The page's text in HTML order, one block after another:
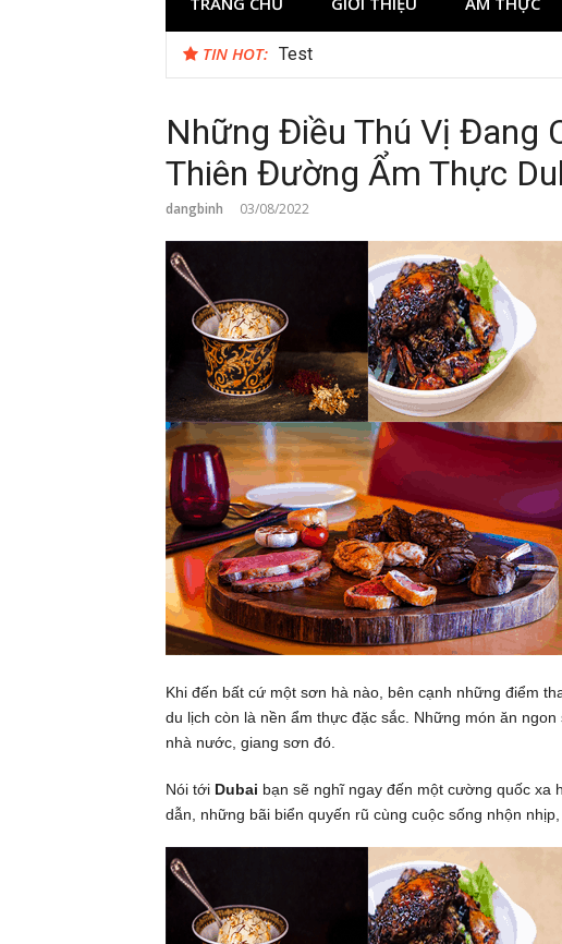
TIN HOT: Test
Những Điều Thú Vị Đang
Thiên Đường Ẩm Thực
dangbinh 03/08/2022
Khi đến bất cứ một sơn hà nào, bên cạnh những điểm
du lịch còn là nền ẩm thực đặc sắc. Những món ăn
nhà nước, giang sơn đó.
Nói tới Dubai bạn sẽ nghĩ ngay đến một cường quốc xa
dẫn, những bãi biển quyến rũ cùng cuộc sống nhộn